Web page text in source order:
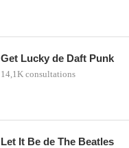
Get Lucky de Daft Punk
14,1K consultations
Let It Be de The Beatles